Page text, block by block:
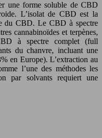
une forme soluble de CBD
L’isolat de CBD est la
du CBD. Le CBD à spectre
cannabinoïdes et terpènes,
à spectre complet (full
du chanvre, incluant une
en Europe). L’extraction au
l’une des méthodes les
par solvants requiert une